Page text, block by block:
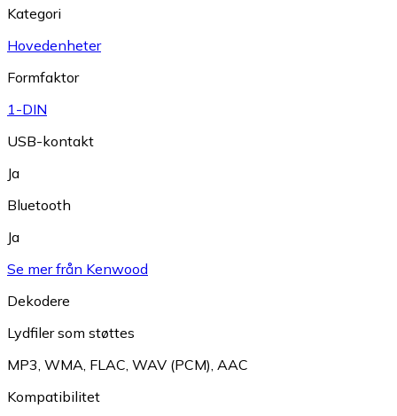
Kategori
Hovedenheter
Formfaktor
1-DIN
USB-kontakt
Ja
Bluetooth
Ja
Se mer från Kenwood
Dekodere
Lydfiler som støttes
MP3, WMA, FLAC, WAV (PCM), AAC
Kompatibilitet